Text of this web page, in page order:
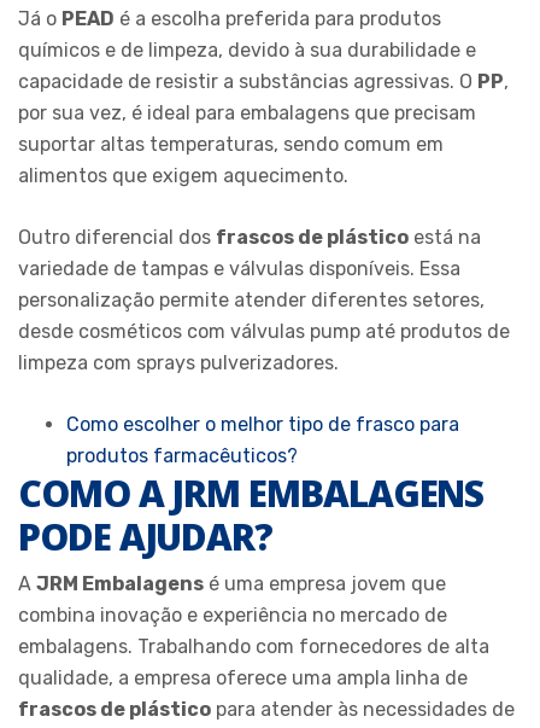
Já o PEAD é a escolha preferida para produtos
químicos e de limpeza, devido à sua durabilidade e
capacidade de resistir a substâncias agressivas. O PP,
por sua vez, é ideal para embalagens que precisam
suportar altas temperaturas, sendo comum em
alimentos que exigem aquecimento.
Outro diferencial dos frascos de plástico está na
variedade de tampas e válvulas disponíveis. Essa
personalização permite atender diferentes setores,
desde cosméticos com válvulas pump até produtos de
limpeza com sprays pulverizadores.
Como escolher o melhor tipo de frasco para
produtos farmacêuticos?
COMO A JRM EMBALAGENS
PODE AJUDAR?
A JRM Embalagens é uma empresa jovem que
combina inovação e experiência no mercado de
embalagens. Trabalhando com fornecedores de alta
qualidade, a empresa oferece uma ampla linha de
frascos de plástico para atender às necessidades de